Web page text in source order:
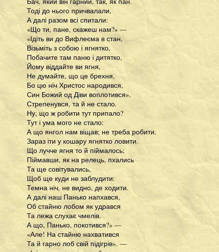
Тоді до нього причвалали,
А далі разом всі спитали:
«Що ти, пане, скажеш нам?» —
«Ідіть ви до Вифлеєма в стан,
Візьміть з собою і ягнятко,
Побачите там паню і дитятко,
Йому віддайте ви ягня,
Не думайте, що це брехня,
Бо цю ніч Христос народився,
Син Божий од Діви воплотився».
Стрепенувся, та й не стало.
Ну, що ж робити тут припало?
Тут і ума мого не стало:
А що янгол нам віщав; не треба робити.
Зараз іти у кошару ягнятко ловити.
Що лучче ягня то й піймалось;
Піймавши, як на релець, пхались
Та ще совітувались,
Щоб ще куди не заблудити:
Темна ніч, не видно, де ходити.
А далі наш Панько напхався,
Об стайню лобом як удрався
Та лежа слухає чмелів.
А що, Панько, покотився?» —
«Але! На стайню нахватився
Та й гарно лоб свій підігрів». —